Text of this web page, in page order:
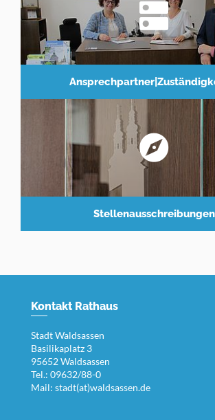
Stellenausschreibungen
Kontakt Rathaus
Stadt Waldsassen
Basilikaplatz 3
95652 Waldsassen
Tel.: 09632/88-0
Mail: stadt(at)waldsassen.de